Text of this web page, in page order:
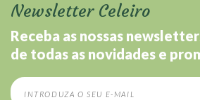
Newsletter Celeiro
Receba as nossas
de todas as novidades e